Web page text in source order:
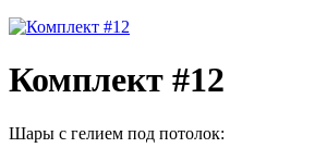
Комплект #12
Шары с гелием под потолок: